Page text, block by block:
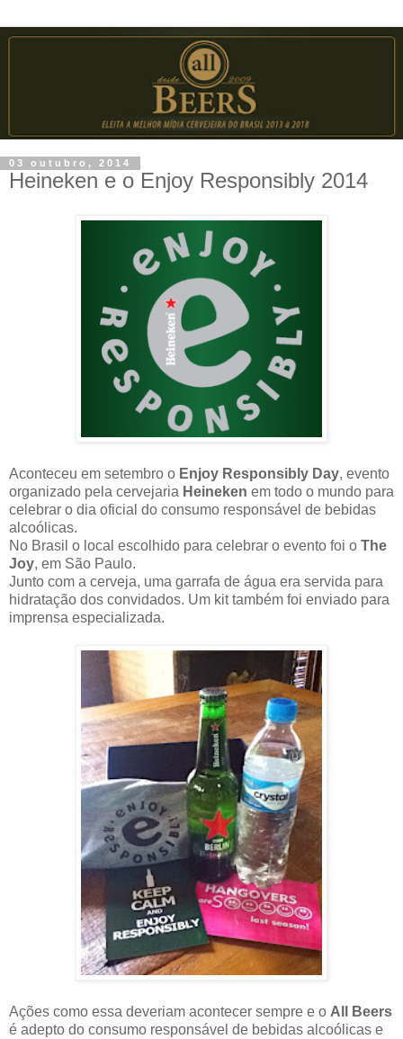
03 outubro, 2014
Heineken e o Enjoy Responsibly 2014
Aconteceu em setembro o Enjoy Responsibly Day, evento
organizado pela cervejaria Heineken em todo o mundo para
celebrar o dia oficial do consumo responsável de bebidas
alcoólicas.
No Brasil o local escolhido para celebrar o evento foi o The
Joy, em São Paulo.
Junto com a cerveja, uma garrafa de água era servida para
hidratação dos convidados. Um kit também foi enviado para
imprensa especializada.
Ações como essa deveriam acontecer sempre e o All Beers
é adepto do consumo responsável de bebidas alcoólicas e